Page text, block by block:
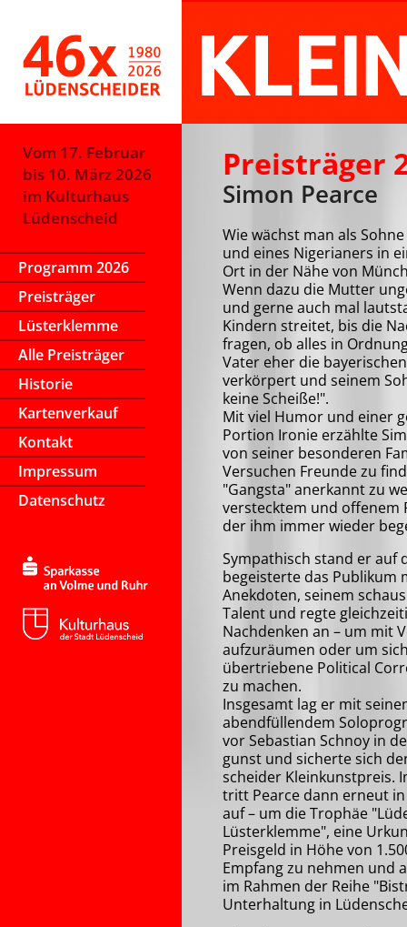
Vom 17. Februar
bis 10. März 2026
im Kulturhaus
Lüdenscheid
Programm 2026
Preisträger
Lüsterklemme
Alle Preisträger
Historie
Kartenverkauf
Kontakt
Impressum
Datenschutz
Preisträger
Simon Pearce
Wie wächst man als
und eines Nigerianers in
Ort in der Nähe von
Wenn dazu die Mutter
und gerne auch mal
Kindern streitet, bis die
fragen, ob alles in
Vater eher die
ver­kör­pert und seinem
keine Scheiße!".
Mit viel Humor und einer
Portion Ironie erzählte
von seiner besonderen
Versuchen Freunde zu
"Gangsta" anerkannt zu
verstecktem und offenem
der ihm immer wieder
Sympathisch stand er auf
begeisterte das Publikum
Anekdoten, seinem
Talent und regte
Nachdenken an – um mit
aufzuräumen oder um
übertriebene Political
zu machen.
Insgesamt lag er mit
abendfüllendem
vor Sebastian Schnoy in
gunst und sicherte sich
scheid­er Klein­kunst­preis.
tritt Pearce dann erneut
auf – um die Trophäe
Lüsterklemme", eine
Preisgeld in Höhe von
Empfang zu nehmen und
im Rahmen der Reihe
Unterhaltung in